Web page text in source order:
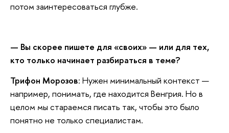
потом заинтересоваться глубже.
— Вы скорее пишете для «своих» — или для тех,
кто только начинает разбираться в теме?
Трифон Морозов: Нужен минимальный контекст —
например, понимать, где находится Венгрия. Но в
целом мы стараемся писать так, чтобы это было
понятно не только специалистам.